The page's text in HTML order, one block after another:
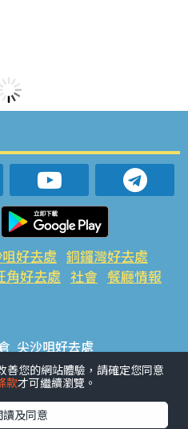
好去處 銅鑼灣好去處
角好去處 社會 餐廳情報
尖沙咀好去處
灣好去處 旺角好去處 社會
您的網站體驗，請確定您同意
款才可繼續瀏覽。
及同意